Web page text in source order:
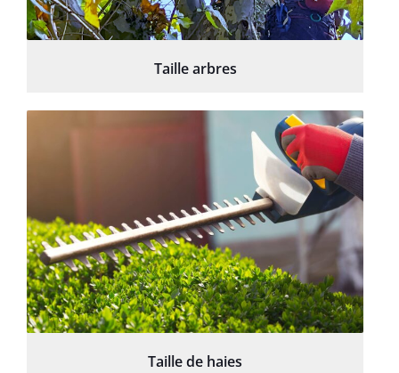
Taille arbres
Taille de haies